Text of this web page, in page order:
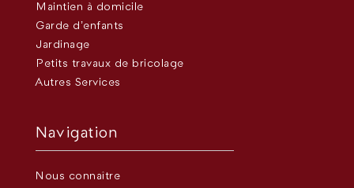
Maintien à domicile
Garde d’enfants
Jardinage
Petits travaux de bricolage
Autres Services
Navigation
Nous connaître